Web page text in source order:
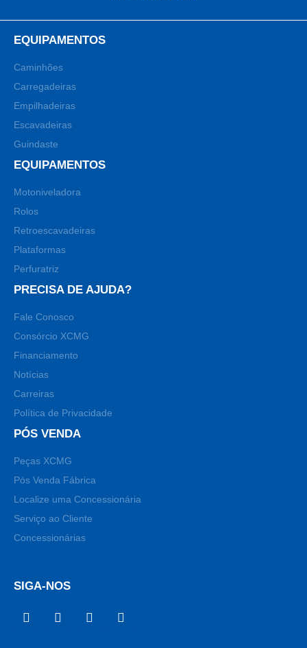
EQUIPAMENTOS
Caminhões
Carregadeiras
Empilhadeiras
Escavadeiras
Guindaste
EQUIPAMENTOS
Motoniveladora
Rolos
Retroescavadeiras
Plataformas
Perfuratriz
PRECISA DE AJUDA?
Fale Conosco
Consórcio XCMG
Financiamento
Notícias
Carreiras
Política de Privacidade
PÓS VENDA
Peças XCMG
Pós Venda Fábrica
Localize uma Concessionária
Serviço ao Cliente
Concessionárias
SIGA-NOS